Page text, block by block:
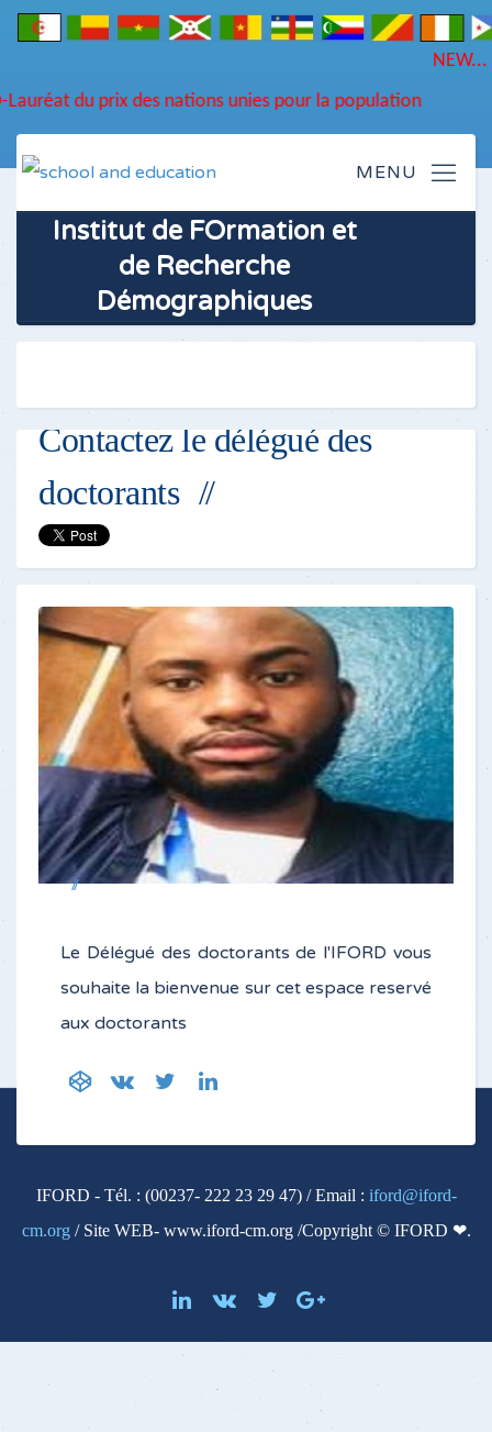
Lauréat du prix des nations unies pour la population
Institut de FOrmation et
de Recherche
Démographiques
Contactez le délégué des
doctorants
Le Délégué des doctorants de l'IFORD vous
souhaite la bienvenue sur cet espace reservé
aux doctorants
IFORD - Tél. : (00237- 222 23 29 47) / Email : iford@iford-
cm.org / Site WEB- www.iford-cm.org /Copyright © IFORD ❤.